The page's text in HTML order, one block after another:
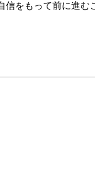
をもって前に進む